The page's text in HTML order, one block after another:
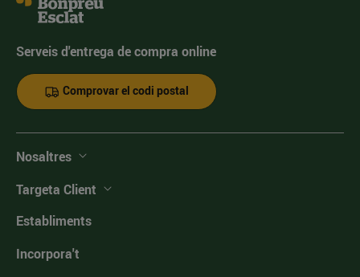
Serveis d'entrega de compra online
Comprovar el codi postal
Nosaltres
Targeta Client
Establiments
Incorpora't